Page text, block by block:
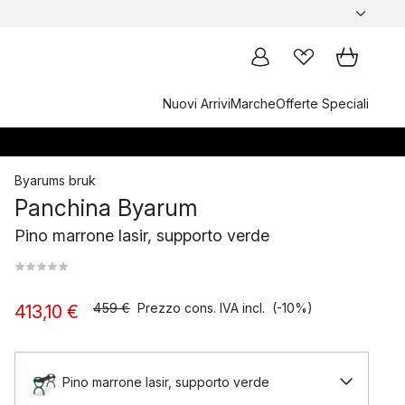
Nuovi ArriviMarcheOfferte Speciali
Byarums bruk
Panchina Byarum
Pino marrone lasir, supporto verde
413,10 € 459 € Prezzo cons. IVA incl. (-10%)
Pino marrone lasir, supporto verde